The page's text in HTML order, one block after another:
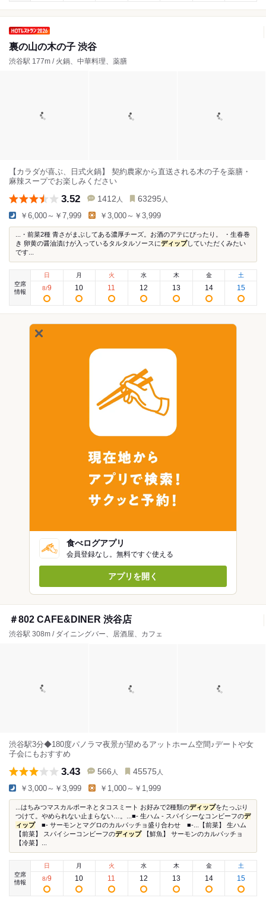
裏の山の木の子 渋谷
渋谷駅 177m / 火鍋、中華料理、薬膳
【カラダが喜ぶ、日式火鍋】 契約農家から直送される木の子を薬膳・
麻辣スープでお楽しみください
3.52 1412 人 63295 人
￥6,000～￥7,999 ￥3,000～￥3,999
...・前菜2種 青さがまぶしてある濃厚チーズ。お酒のアテにぴったり。 ・生春巻
き 卵黄の醤油漬けが入っているタルタルソースにディップしていただくみたい
です...
空席
情報
日
8/9
月
10
火
11
水
12
木
13
金
14
土
15
食べログアプリ
会員登録なし。無料ですぐ使える
アプリを開く
＃802 CAFE&DINER 渋谷店
渋谷駅 308m / ダイニングバー、居酒屋、カフェ
渋谷駅3分◆180度パノラマ夜景が望めるアットホーム空間♪デートや女
子会にもおすすめ
3.43 566 人 45575 人
￥3,000～￥3,999 ￥1,000～￥1,999
...はちみつマスカルポーネとタコスミート お好みで2種類のディップをたっぷり
つけて。やめられない止まらない…。...■- 生ハム - スパイシーなコンビーフのデ
ィップ■- サーモンとマグロのカルパッチョ盛り合わせ ■-...【前菜】 生ハム
【前菜】 スパイシーコンビーフのディップ【鮮魚】 サーモンのカルパッチョ
【冷菜】...
空席
情報
日
8/9
月
10
火
11
水
12
木
13
金
14
土
15